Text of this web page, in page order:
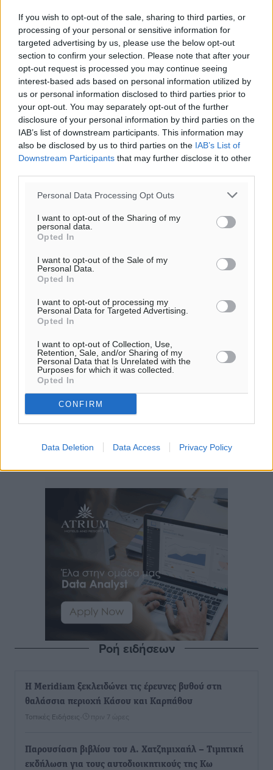
If you wish to opt-out of the sale, sharing to third parties, or
processing of your personal or sensitive information for
targeted advertising by us, please use the below opt-out
section to confirm your selection. Please note that after your
opt-out request is processed you may continue seeing
interest-based ads based on personal information utilized by
us or personal information disclosed to third parties prior to
your opt-out. You may separately opt-out of the further
disclosure of your personal information by third parties on the
IAB’s list of downstream participants. This information may
also be disclosed by us to third parties on the IAB’s List of
Downstream Participants that may further disclose it to other
Personal Data Processing Opt Outs
I want to opt-out of the Sharing of my
personal data.
Opted In
I want to opt-out of the Sale of my
Personal Data.
Opted In
I want to opt-out of processing my
Personal Data for Targeted Advertising.
Opted In
I want to opt-out of Collection, Use,
Retention, Sale, and/or Sharing of my
Personal Data that Is Unrelated with the
Purposes for which it was collected.
Opted In
CONFIRM
Data Deletion Data Access Privacy Policy
25 °/26°
06:18
20:07
πρόγνωση:
31°
ΣΑ
28°
ΚΥ
29°
ΔΕ
29°
ΤΡ
Ροή ειδήσεων
Η Meridiam ξεκλειδώνει τις έρευνες βυθού στη
θαλάσσια περιοχή Κάσου και Καρπάθου
Τοπικές Ειδήσεις πριν 7 ώρες
Παρουσίαση βιβλίου του Α. Χατζημιχαήλ – Τιμητική
εκδήλωση για τους αυτοδιοικητικούς της Κω